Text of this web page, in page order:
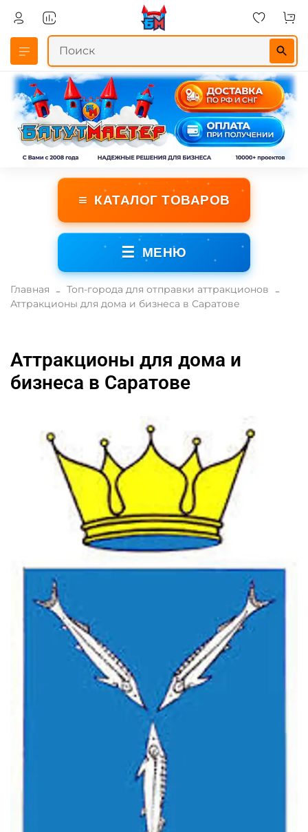
≡ КАТАЛОГ ТОВАРОВ
☰ МЕНЮ
Главная
Топ-города для отправки аттракционов
Аттракционы для дома и бизнеса в Саратове
Аттракционы для дома и
бизнеса в Саратове